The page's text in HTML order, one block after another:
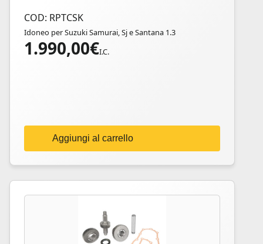
COD: RPTCSK
Idoneo per Suzuki Samurai, Sj e Santana 1.3
1.990,00€I.C.
Aggiungi al carrello